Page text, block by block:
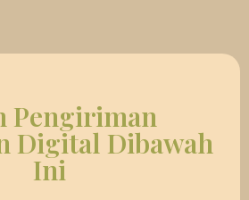
Pengiriman
Digital Dibawah
Ini